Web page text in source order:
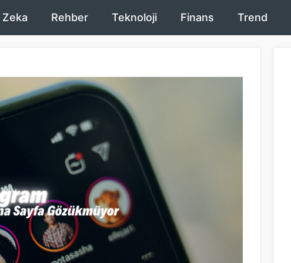
Zeka Rehber Teknoloji Finans Trend